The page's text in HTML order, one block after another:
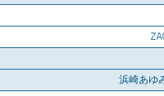
浜崎あゆ